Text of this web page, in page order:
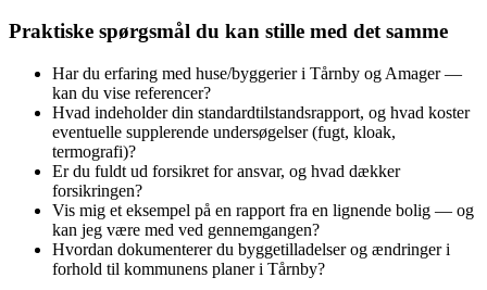
Praktiske spørgsmål du kan stille med det samme
Har du erfaring med huse/byggerier i Tårnby og Amager —
kan du vise referencer?
Hvad indeholder din standardtilstandsrapport, og hvad koster
eventuelle supplerende undersøgelser (fugt, kloak,
termografi)?
Er du fuldt ud forsikret for ansvar, og hvad dækker
forsikringen?
Vis mig et eksempel på en rapport fra en lignende bolig — og
kan jeg være med ved gennemgangen?
Hvordan dokumenterer du byggetilladelser og ændringer i
forhold til kommunens planer i Tårnby?